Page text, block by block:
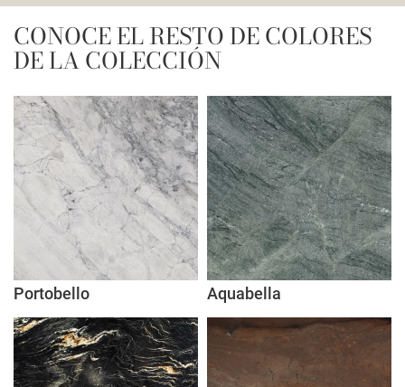
CONOCE EL RESTO DE COLORES
DE LA COLECCIÓN
Portobello Aquabella